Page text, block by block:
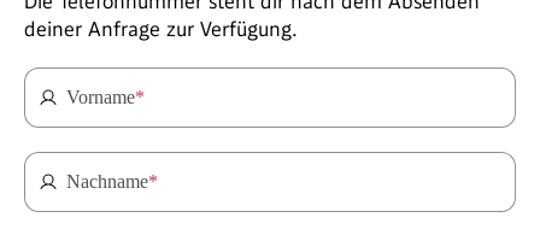
deiner Anfrage zur Verfügung.
Vorname*
Nachname*